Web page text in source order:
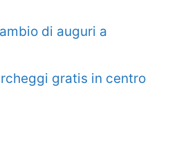
di auguri a
gratis in centro